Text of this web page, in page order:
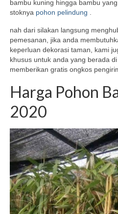
bambu kuning hingga bambu
stoknya pohon pelindung
nah dari silakan langsung
pemesanan, jika anda
keperluan dekorasi taman, kami
khusus untuk anda yang berada
memberikan gratis ongkos
Harga Pohon
2020